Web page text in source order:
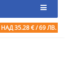
НАД 35.28 € / 69 ЛВ.